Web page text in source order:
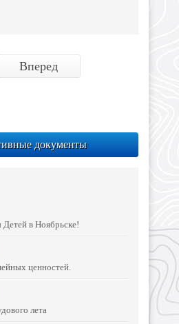
Вперед
документы
в Ноябрьске!
ценностей.
лета